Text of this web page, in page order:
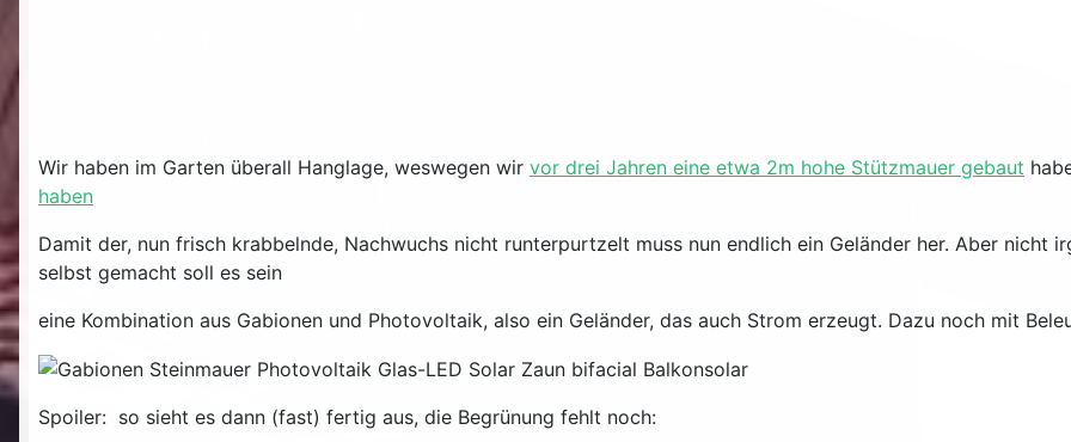
Wir haben im Garten überall Hanglage, weswegen wir vor drei Jahren eine etwa 2m hohe Stützmauer gebaut
haben
Damit der, nun frisch krabbelnde, Nachwuchs nicht runterpurtzelt muss nun endlich ein Geländer her. Aber nicht
selbst gemacht soll es sein
eine Kombination aus Gabionen und Photovoltaik, also ein Geländer, das auch Strom erzeugt. Dazu noch mit
Spoiler: so sieht es dann (fast) fertig aus, die Begrünung fehlt noch: